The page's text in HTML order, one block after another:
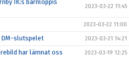
IK:s barnloppis
2023-03-22 11:45
2023-03-22 11:00
DM-slutspelet 2023-03-21 14:21
har lämnat oss 2023-03-19 12:25